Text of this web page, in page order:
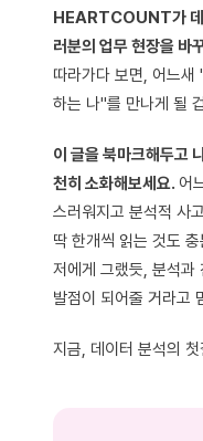
HEARTCOUNT가 데
러분의 업무 현장을 바
따라가다 보면, 어느새
하는 나"를 만나게 될
이 글을 북마크해두고
천히 소화해보세요. 어
스러워지고 분석적 사
딱 한개씩 읽는 것도
저에게 그랬듯, 분석과
발점이 되어줄 거라고
지금, 데이터 분석의